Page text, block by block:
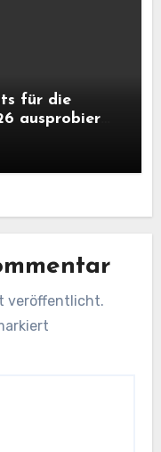
für die
ausprobieren
veröffentlicht.